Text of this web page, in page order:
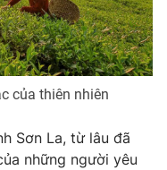
của thiên nhiên
Sơn La, từ lâu đã
những người yêu